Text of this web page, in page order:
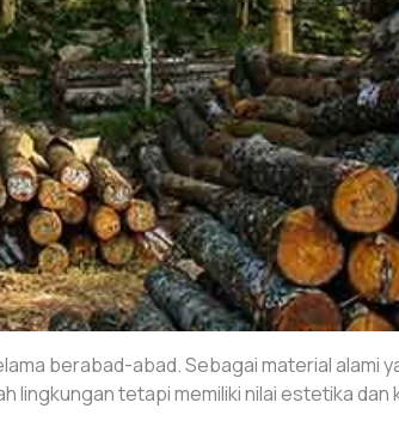
berabad-abad. Sebagai material alami
lingkungan tetapi memiliki nilai estetika dan